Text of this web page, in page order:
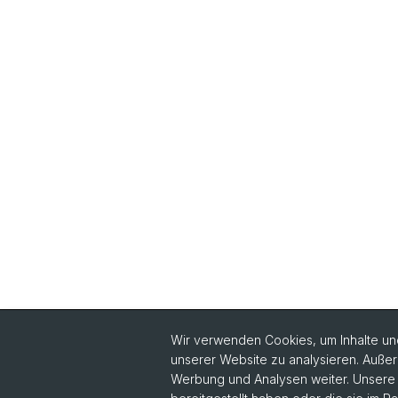
Wir verwenden Cookies, um Inhalte
unserer Website zu analysieren.
Werbung und Analysen weiter.